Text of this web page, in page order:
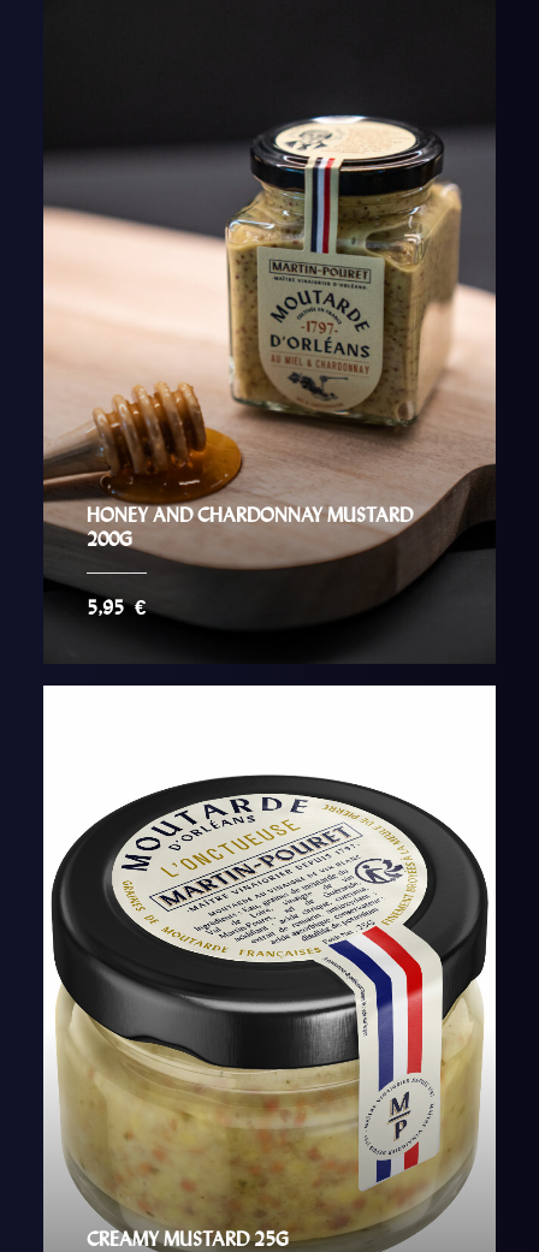
HONEY AND CHARDONNAY MUSTARD
200G
5,95€
CREAMY MUSTARD 25G